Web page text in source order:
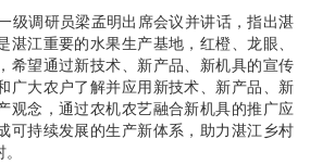
调研员梁孟明出席会议并讲话，指出湛
江重要的水果生产基地，红橙、龙眼、
希望通过新技术、新产品、新机具的宣传
广大农户了解并应用新技术、新产品、新
观念，通过农机农艺融合新机具的推广应
可持续发展的生产新体系，助力湛江乡村